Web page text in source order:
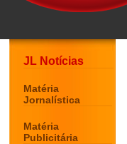
JL Notícias
Matéria
Jornalística
Matéria
Publicitária